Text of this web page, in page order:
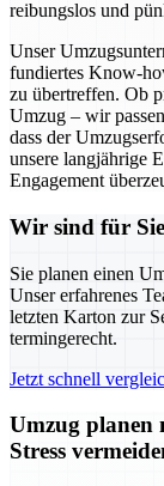
reibungslos und
Unser
fundiertes Know-
zu übertreffen. Ob
Umzug – wir
dass der
unsere langjährige
Engagement
Wir sind für
Sie planen einen
Unser erfahrenes
letzten Karton zur
termingerecht.
Jetzt schnell
Umzug planen
Stress